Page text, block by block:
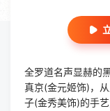
全罗道名声显赫的
真京(金元姬饰)，
子(金秀美饰)的手